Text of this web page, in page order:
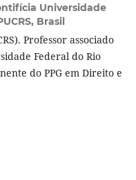
Universidade
Brasil
Professor associado
Federal do Rio
do PPG em Direito e